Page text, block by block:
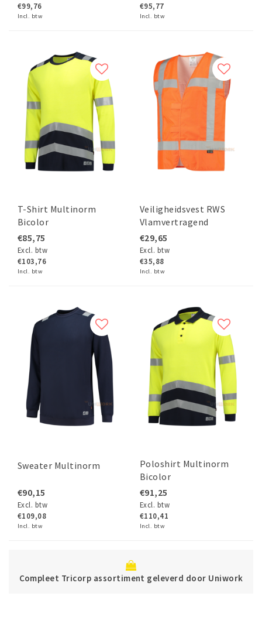
€99,76
Incl. btw
€95,77
Incl. btw
T-Shirt Multinorm
Bicolor
€85,75
Excl. btw
€103,76
Incl. btw
Veiligheidsvest RWS
Vlamvertragend
Antistatisch
€29,65
Excl. btw
€35,88
Incl. btw
Sweater Multinorm
€90,15
Excl. btw
€109,08
Incl. btw
Poloshirt Multinorm
Bicolor
€91,25
Excl. btw
€110,41
Incl. btw
Tricorp assortiment geleverd door Uniwork